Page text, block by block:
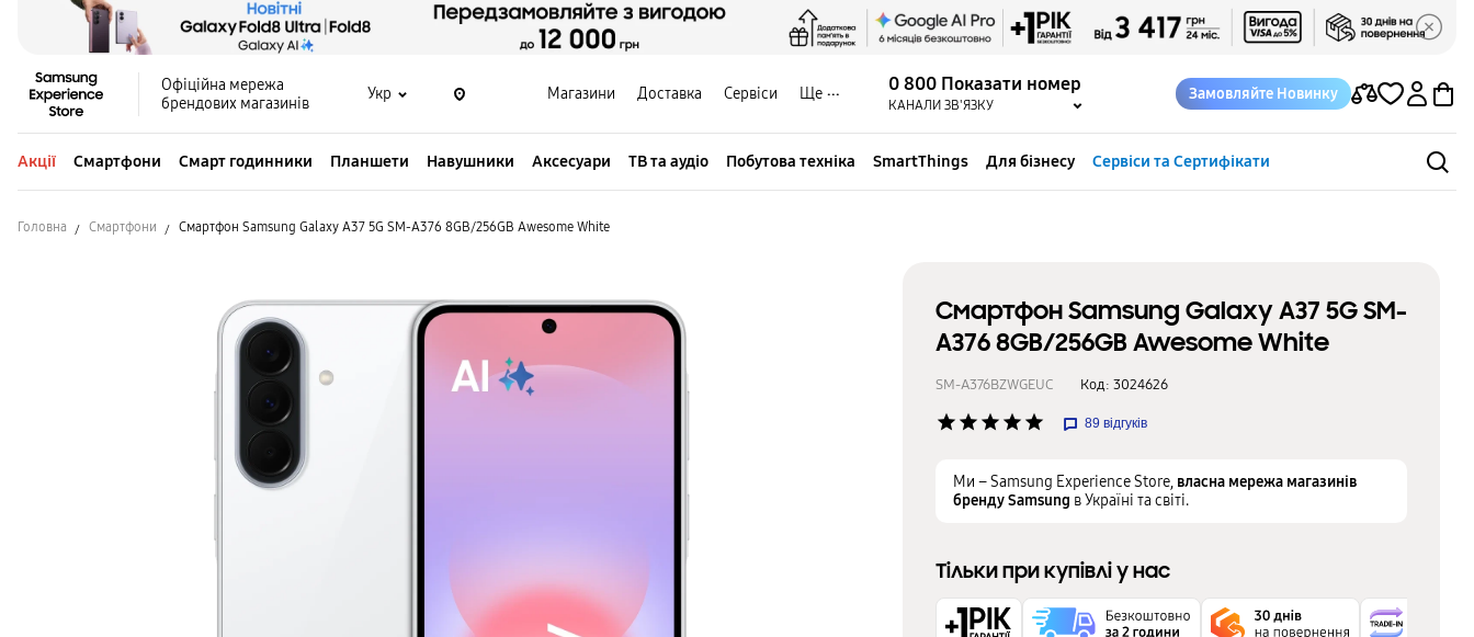
Офіційна мережа
брендових магазинів
Укр Магазини Доставка Сервіси Ще 0 800 Показати номер
КАНАЛИ ЗВ'ЯЗКУ
Замовляйте Новинку
Акції Смартфони Смарт годинники Планшети Навушники Аксесуари ТВ та аудіо Побутова техніка SmartThings Для бізнесу Сервіси та Сертифікати
Головна Смартфони Смартфон Samsung Galaxy A37 5G SM-A376 8GB/256GB Awesome White
Смартфон Samsung Galaxy A37 5G SM-
A376 8GB/256GB Awesome White
SM-A376BZWGEUC Код: 3024626
star star star star star 89 відгуків
Ми – Samsung Experience Store, власна мережа магазинів
бренду Samsung в Україні та світі.
Тільки при купівлі у нас